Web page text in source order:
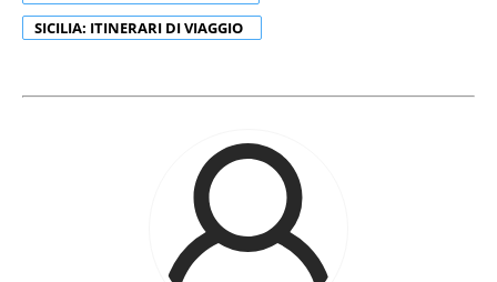
SICILIA: ITINERARI DI VIAGGIO